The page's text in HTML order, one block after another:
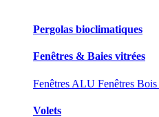
Pergolas bioclimatiques
Fenêtres & Baies vitrées
Fenêtres ALU Fenêtres Bois
Volets